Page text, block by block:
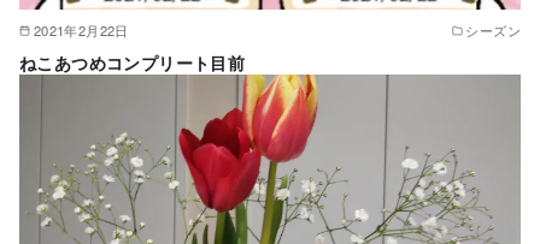
2021年2月22日 シーズン
ねこあつめコンプリート目前